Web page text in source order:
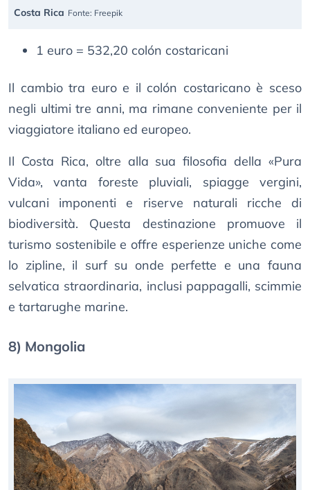
Costa Rica Fonte: Freepik
1 euro = 532,20 colón costaricani
Il cambio tra euro e il colón costaricano è sceso
negli ultimi tre anni, ma rimane conveniente per il
viaggiatore italiano ed europeo.
Il Costa Rica, oltre alla sua filosofia della «Pura
Vida», vanta foreste pluviali, spiagge vergini,
vulcani imponenti e riserve naturali ricche di
biodiversità. Questa destinazione promuove il
turismo sostenibile e offre esperienze uniche come
lo zipline, il surf su onde perfette e una fauna
selvatica straordinaria, inclusi pappagalli, scimmie
e tartarughe marine.
8) Mongolia